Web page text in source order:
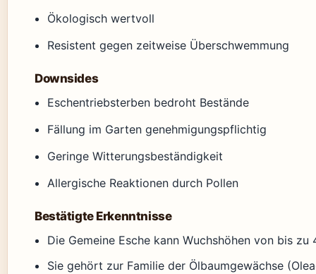
Ökologisch wertvoll
Resistent gegen zeitweise Überschwemmung
Downsides
Eschentriebsterben bedroht Bestände
Fällung im Garten genehmigungspflichtig
Geringe Witterungsbeständigkeit
Allergische Reaktionen durch Pollen
Bestätigte Erkenntnisse
Die Gemeine Esche kann Wuchshöhen von bis zu
Sie gehört zur Familie der Ölbaumgewächse